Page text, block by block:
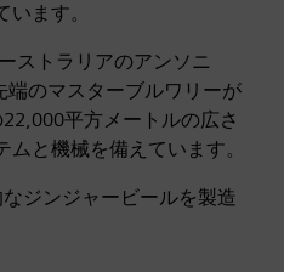
ます。
ストラリアのアンソニ
のマスターブルワリーが
平方メートルの広さ
と機械を備えています。
ジンジャービールを製造